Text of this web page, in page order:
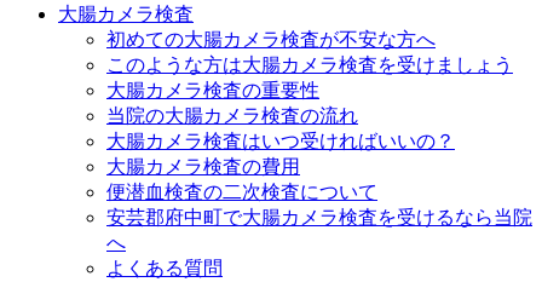
大腸カメラ検査
初めての大腸カメラ検査が不安な方へ
このような方は大腸カメラ検査を受けましょう
大腸カメラ検査の重要性
当院の大腸カメラ検査の流れ
大腸カメラ検査はいつ受ければいいの？
大腸カメラ検査の費用
便潜血検査の二次検査について
安芸郡府中町で大腸カメラ検査を受けるなら当院
へ
よくある質問